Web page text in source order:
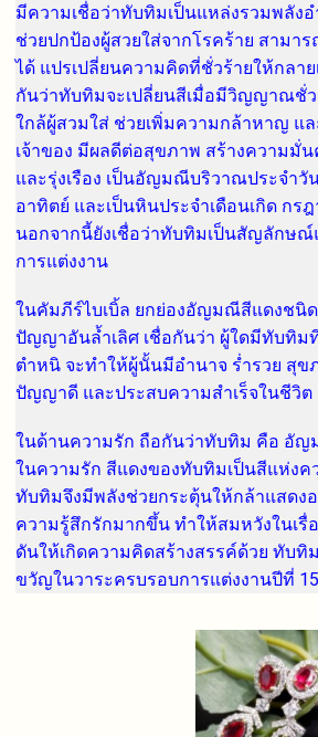
มีความเชื่อว่าทับทิมเป็นแหล่งรวมพลัง
ช่วยปกป้องผู้สวยใส่จากโรคร้าย สามา
ได้ แปรเปลี่ยนความคิดที่ชั่วร้ายให้กลา
กันว่าทับทิมจะเปลี่ยนสีเมื่อมีวิญญาณชั่ว
ใกล้ผู้สวมใส่ ช่วยเพิ่มความกล้าหาญ แ
เจ้าของ มีผลดีต่อสุขภาพ สร้างความมั่
และรุ่งเรือง เป็นอัญมณีบริวาณประจำวั
อาทิตย์ และเป็นหินประจำเดือนเกิด กร
นอกจากนี้ยังเชื่อว่าทับทิมเป็นสัญลักษ
การแต่งงาน
ในคัมภีร์ไบเบิ้ล ยกย่องอัญมณีสีแดงชนิ
ปัญญาอันล้ำเลิศ เชื่อกันว่า ผู้ใดมีทับทิม
ตำหนิ จะทำให้ผู้นั้นมีอำนาจ ร่ำรวย สุ
ปัญญาดี และประสบความสำเร็จในชีวิต
ในด้านความรัก ถือกันว่าทับทิม คือ อั
ในความรัก สีแดงของทับทิมเป็นสีแห่ง
ทับทิมจึงมีพลังช่วยกระตุ้นให้กล้าแสดง
ความรู้สึกรักมากขึ้น ทำให้สมหวังในเรื่
ดันให้เกิดความคิดสร้างสรรค์ด้วย ทับทิ
ขวัญในวาระครบรอบการแต่งงานปีที่